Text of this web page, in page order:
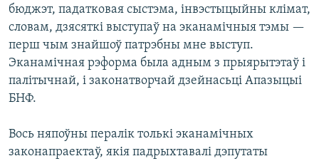
бюджэт, падатковая сыстэма, інвэстыцыйны клімат,
словам, дзясяткі выступаў на эканамічныя тэмы —
перш чым знайшоў патрэбны мне выступ.
Эканамічная рэформа была адным з прыярытэтаў і
палітычнай, і законатворчай дзейнасьці Апазыцыі
БНФ.
Вось няпоўны пералік толькі эканамічных
законапраектаў, якія падрыхтавалі дэпутаты